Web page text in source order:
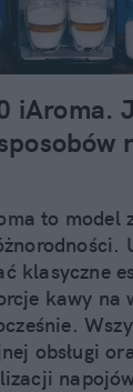
iAroma.
to model
klasyczne
kawy na
obsługi